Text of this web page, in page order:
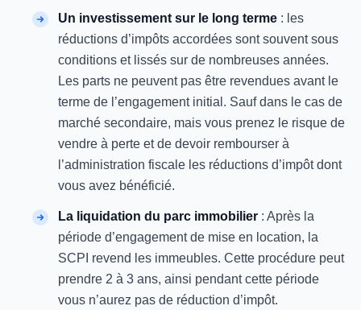
Un investissement sur le long terme : les
réductions d’impôts accordées sont souvent sous
conditions et lissés sur de nombreuses années.
Les parts ne peuvent pas être revendues avant le
terme de l’engagement initial. Sauf dans le cas de
marché secondaire, mais vous prenez le risque de
vendre à perte et de devoir rembourser à
l’administration fiscale les réductions d’impôt dont
vous avez bénéficié.
La liquidation du parc immobilier : Après la
période d’engagement de mise en location, la
SCPI revend les immeubles. Cette procédure peut
prendre 2 à 3 ans, ainsi pendant cette période
vous n’aurez pas de réduction d’impôt.